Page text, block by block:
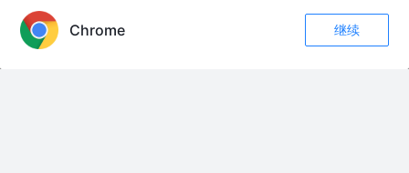
31
使用Auto Layout
五更琉璃0
Chrome 继续